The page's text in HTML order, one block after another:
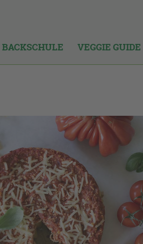
BACKSCHULE VEGGIE GUIDE